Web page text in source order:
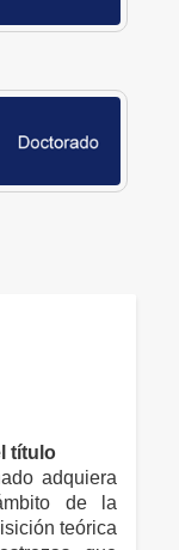
título
adquiera
de la
teórica